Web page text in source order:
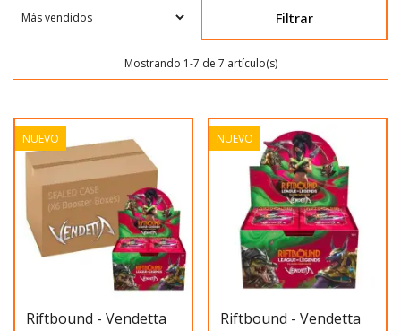
Filtrar
Mostrando 1-7 de 7 artículo(s)
Riftbound - Vendetta
NUEVO
Riftbound - Vendetta
NUEVO